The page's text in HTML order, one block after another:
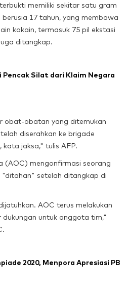
memiliki sekitar satu gram
17 tahun, yang membawa
kokain, termasuk 75 pil ekstasi
ditangkap.
Pencak Silat dari Klaim Negara
obat-obatan yang ditemukan
diserahkan ke brigade
kata jaksa," tulis AFP.
(AOC) mengonfirmasi seorang
setelah ditangkap di
AOC terus melakukan
untuk anggota tim,"
2020, Menpora Apresiasi PB